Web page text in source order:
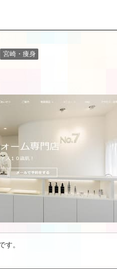
宮崎・痩身
す。